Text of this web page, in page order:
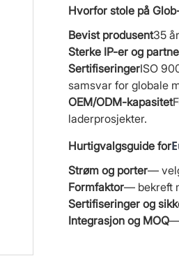
Hvorfor stole på
Bevist produsent35
Sterke IP-er og
SertifiseringerISO
samsvar for globale
OEM/ODM-kapasitet
laderprosjekter.
Hurtigvalgsguide for
Strøm og porter—
Formfaktor— bekreft
Sertifiseringer og
Integrasjon og MOQ—